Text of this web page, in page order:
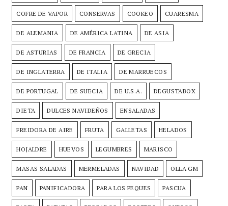
COFRE DE VAPOR CONSERVAS COOKEO CUARESMA
DE ALEMANIA DE AMÉRICA LATINA DE ASIA
DE ASTURIAS DE FRANCIA DE GRECIA
DE INGLATERRA DE ITALIA DE MARRUECOS
DE PORTUGAL DE SUECIA DE U.S.A. DEGUSTABOX
DIETA DULCES NAVIDEÑOS ENSALADAS
FREIDORA DE AIRE FRUTA GALLETAS HELADOS
HOJALDRE HUEVOS LEGUMBRES MARISCO
MASAS SALADAS MERMELADAS NAVIDAD OLLA GM
PAN PANIFICADORA PARA LOS PEQUES PASCUA